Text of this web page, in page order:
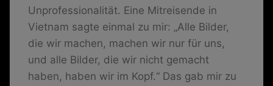
Unprofessionalität. Eine Mitreisende in
Vietnam sagte einmal zu mir: „Alle Bilder,
die wir machen, machen wir nur für uns,
und alle Bilder, die wir nicht gemacht
haben, haben wir im Kopf.“ Das gab mir zu